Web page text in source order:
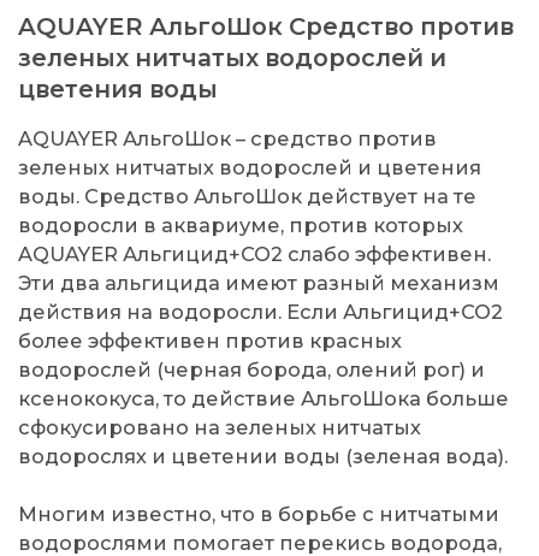
AQUAYER АльгоШок Средство против
зеленых нитчатых водорослей и
цветения воды
AQUAYER АльгоШок – средство против
зеленых нитчатых водорослей и цветения
воды. Средство АльгоШок действует на те
водоросли в аквариуме, против которых
AQUAYER Альгицид+CO2 слабо эффективен.
Эти два альгицида имеют разный механизм
действия на водоросли. Если Альгицид+CO2
более эффективен против красных
водорослей (черная борода, олений рог) и
ксенококуса, то действие АльгоШока больше
сфокусировано на зеленых нитчатых
водорослях и цветении воды (зеленая вода).
Многим известно, что в борьбе с нитчатыми
водорослями помогает перекись водорода,